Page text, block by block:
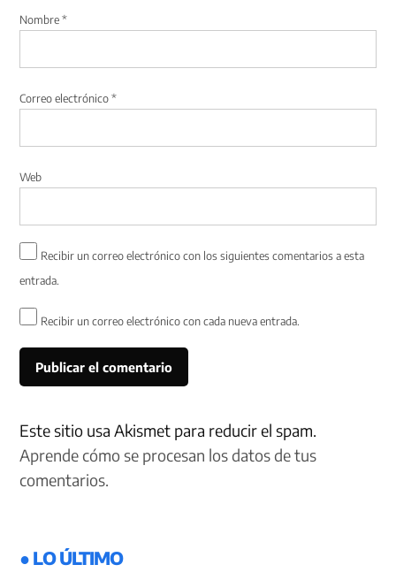
Nombre*
Correo electrónico*
Web
Recibir un correo electrónico con los siguientes comentarios a esta
entrada.
Recibir un correo electrónico con cada nueva entrada.
Este sitio usa Akismet para reducir el spam.
Aprende cómo se procesan los datos de tus
comentarios.
● LO ÚLTIMO